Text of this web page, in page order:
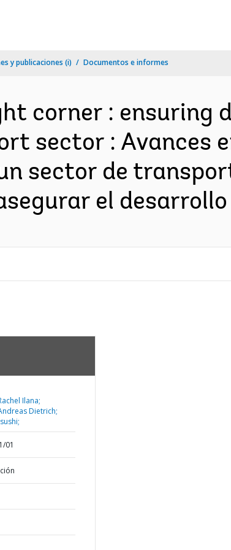
y publicaciones (i) Documentos e informes
corner : ensuring
sector : Avances
sector de
el desarrollo
Ilana;
Dietrich;
01